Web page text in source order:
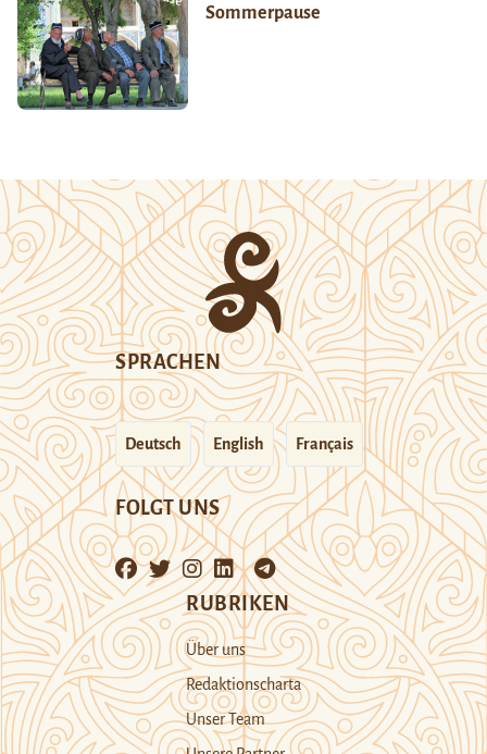
Sommerpause
SPRACHEN
Deutsch English Français
FOLGT UNS
RUBRIKEN
Über uns
Redaktionscharta
Unser Team